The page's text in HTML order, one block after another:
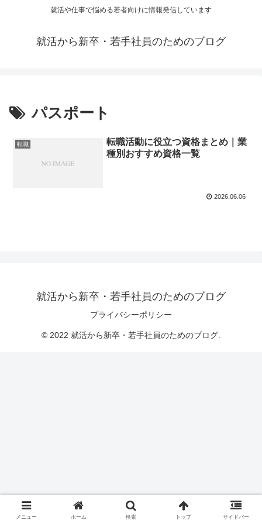
就活や仕事で悩める若者向けに情報発信しています
就活から新卒・若手社員のためのブログ
パスポート
転職
転職活動に役立つ資格まとめ｜業
種別おすすめ資格一覧
2026.06.06
就活から新卒・若手社員のためのブログ
プライバシーポリシー
© 2022 就活から新卒・若手社員のためのブログ.
メニュー ホーム 検索 トップ サイドバー